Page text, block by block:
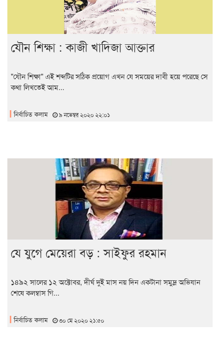
যৌন শিক্ষা : কাজী খাদিজা আক্তার
"যৌন শিক্ষা" এই শব্দটির সঠিক প্রয়োগ এখন যে সময়ের দাবী হয়ে পরেছে সে
কথা লিখতেই আম...
নির্বাচিত কলাম ৯ নভেম্বর ২০২০ ২২:০১
যে যুগে মেয়েরা বড় : সাইফুর রহমান
১৪৯২ সালের ১২ অক্টোবর, দীর্ঘ দুই মাস নয় দিন একটানা সমুদ্র অভিযান
শেষে কলম্বাস গি...
নির্বাচিত কলাম ৩০ মে ২০২০ ২১:৫০